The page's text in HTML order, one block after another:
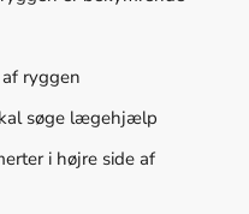
ryggen
søge lægehjælp
i højre side af